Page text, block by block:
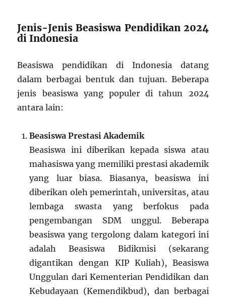
Jenis-Jenis Beasiswa Pendidikan 2024
di Indonesia
Beasiswa pendidikan di Indonesia datang
dalam berbagai bentuk dan tujuan. Beberapa
jenis beasiswa yang populer di tahun 2024
antara lain:
Beasiswa Prestasi Akademik
Beasiswa ini diberikan kepada siswa atau
mahasiswa yang memiliki prestasi akademik
yang luar biasa. Biasanya, beasiswa ini
diberikan oleh pemerintah, universitas, atau
lembaga swasta yang berfokus pada
pengembangan SDM unggul. Beberapa
beasiswa yang tergolong dalam kategori ini
adalah Beasiswa Bidikmisi (sekarang
digantikan dengan KIP Kuliah), Beasiswa
Unggulan dari Kementerian Pendidikan dan
Kebudayaan (Kemendikbud), dan berbagai